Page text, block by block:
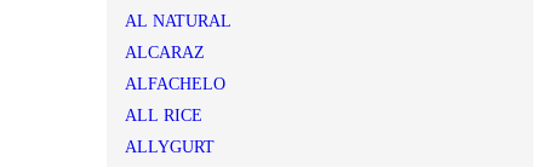
AL NATURAL
ALCARAZ
ALFACHELO
ALL RICE
ALLYGURT